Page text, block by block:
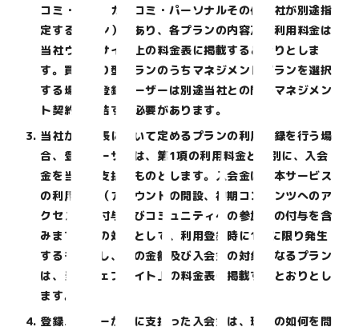
コミ・ゼミ、カキコミ・パーソナルその他当社が別途指
定するプラン）があり、各プランの内容及び利用料金は
当社ウェブサイト上の料金表に掲載するとおりとしま
す。買い切り型プランのうちマネジメントプランを選択
する場合、登録ユーザーは別途当社との間でマネジメン
ト契約を締結する必要があります。
当社が料金表において定めるプランの利用登録を行う場
合、登録ユーザーは、第1項の利用料金とは別に、入会
金を当社に支払うものとします。入会金は、本サービス
の利用登録（アカウントの開設、初期コンテンツへのア
クセス権の付与及びコミュニティへの参加権の付与を含
みます。）の対価として、利用登録時に1回に限り発生
するものとし、その金額及び入会金の対象となるプラン
は、当社ウェブサイト上の料金表に掲載するとおりとし
ます。
登録ユーザーが既に支払った入会金は、理由の如何を問